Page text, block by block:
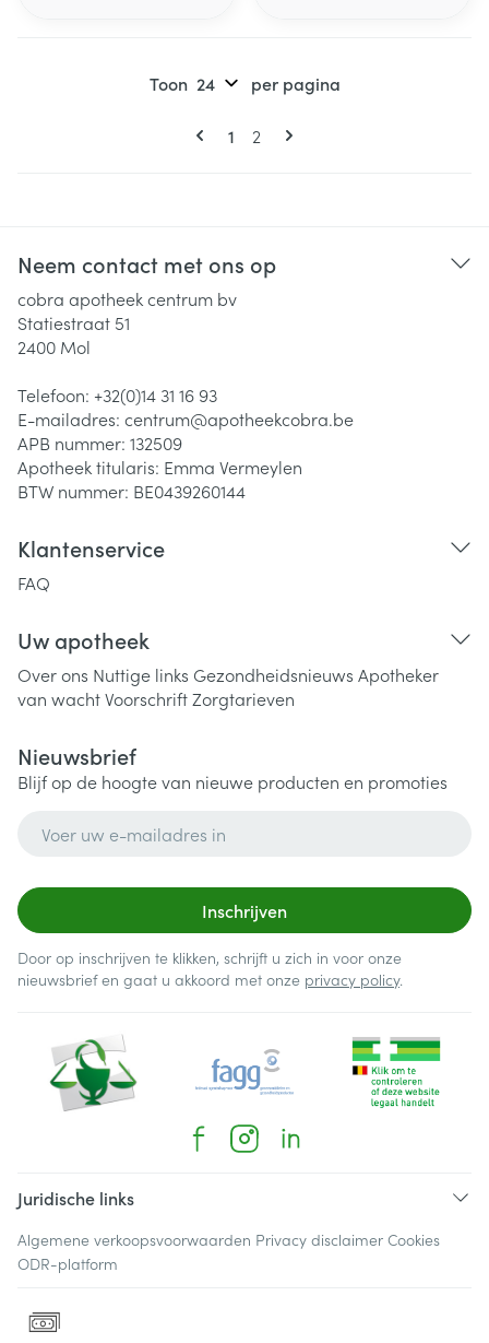
Pagina's
U lees momenteel pagina
1 Pagina
2
Toon per pagina
Neem contact met ons op
cobra apotheek centrum bv
Statiestraat 51
2400 Mol
Telefoon: +32(0)14 31 16 93
E-mailadres: centrum@apotheekcobra.be
APB nummer: 132509
Apotheek titularis: Emma Vermeylen
BTW nummer: BE0439260144
Klantenservice
FAQ
Uw apotheek
Over ons Nuttige links Gezondheidsnieuws Apotheker
van wachtVoorschriftZorgtarieven
Nieuwsbrief
Blijf op de hoogte van nieuwe producten en promoties
Inschrijven
Door op inschrijven te klikken, schrijft u zich in voor onze
nieuwsbrief en gaat u akkoord met onze privacy policy.
Juridische links
Algemene verkoopsvoorwaarden Privacy disclaimer Cookies
ODR-platform